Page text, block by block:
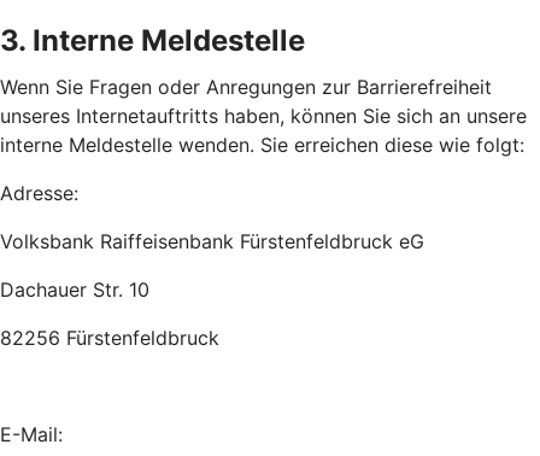
3. Interne Meldestelle
Wenn Sie Fragen oder Anregungen zur Barrierefreiheit
unseres Internetauftritts haben, können Sie sich an unsere
interne Meldestelle wenden. Sie erreichen diese wie folgt:
Adresse:
Volksbank Raiffeisenbank Fürstenfeldbruck eG
Dachauer Str. 10
82256 Fürstenfeldbruck
E-Mail: